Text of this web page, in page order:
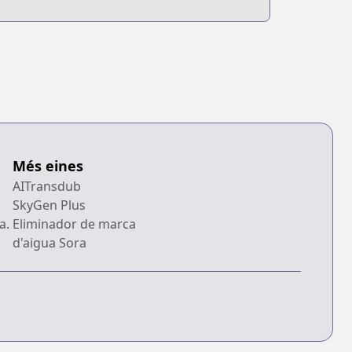
Més eines
AITransdub
SkyGen Plus
Eliminador de marca
d'aigua Sora